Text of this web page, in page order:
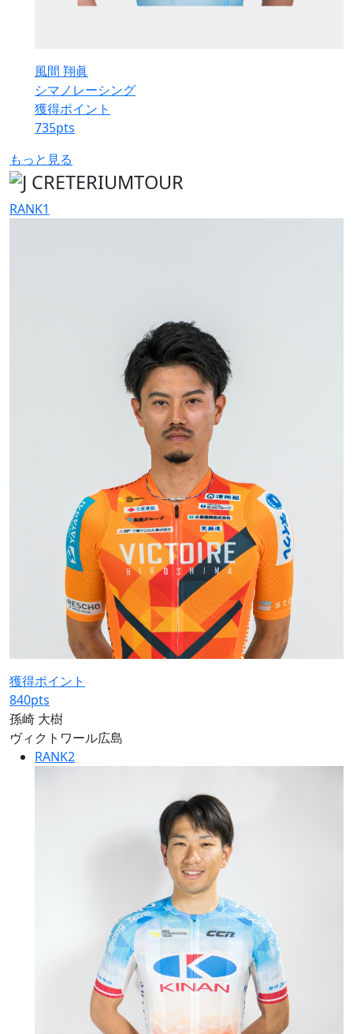
風間 翔眞
シマノレーシング
獲得ポイント
735pts
もっと見る
RANK1
獲得ポイント
840pts
孫崎 大樹
ヴィクトワール広島
RANK2